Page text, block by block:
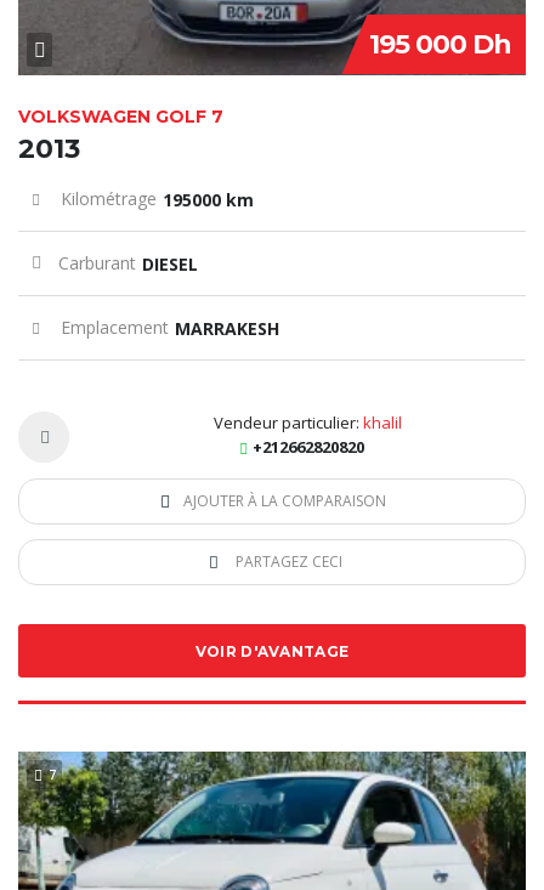
195 000 Dh
VOLKSWAGEN GOLF 7
2013
Kilométrage 195000 km
Carburant DIESEL
Emplacement MARRAKESH
Vendeur particulier: khalil
+212662820820
AJOUTER À LA COMPARAISON
PARTAGEZ CECI
VOIR D'AVANTAGE
7 SPECIAL